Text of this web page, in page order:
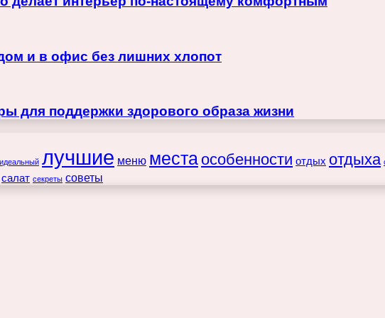
и в офис без лишних хлопот
для поддержки здорового образа жизни
идеальный лучшие меню места особенности отдых отдыха
салат секреты советы